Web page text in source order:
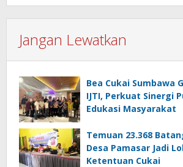
Jangan Lewatkan
Bea Cukai Sumbawa
IJTI, Perkuat Sinergi
Edukasi Masyarakat
Temuan 23.368
Desa Pamasar Jadi
Ketentuan Cukai